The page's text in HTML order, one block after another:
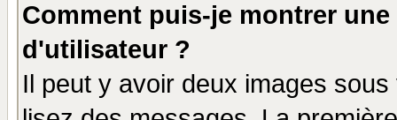
Comment puis-je montrer
d'utilisateur ?
Il peut y avoir deux images